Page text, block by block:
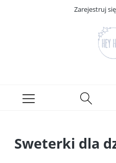
Zarejestruj się
Sweterki dla